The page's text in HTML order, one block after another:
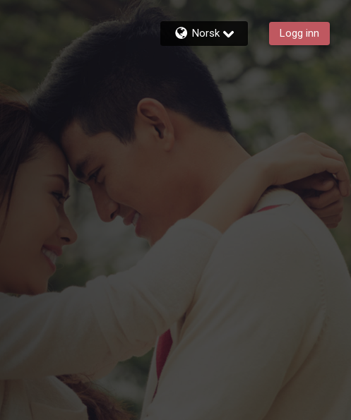
Norsk Logg inn